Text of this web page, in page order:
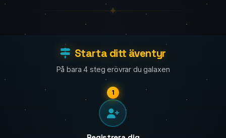
Starta ditt äventyr
På bara 4 steg erövrar du galaxen
1